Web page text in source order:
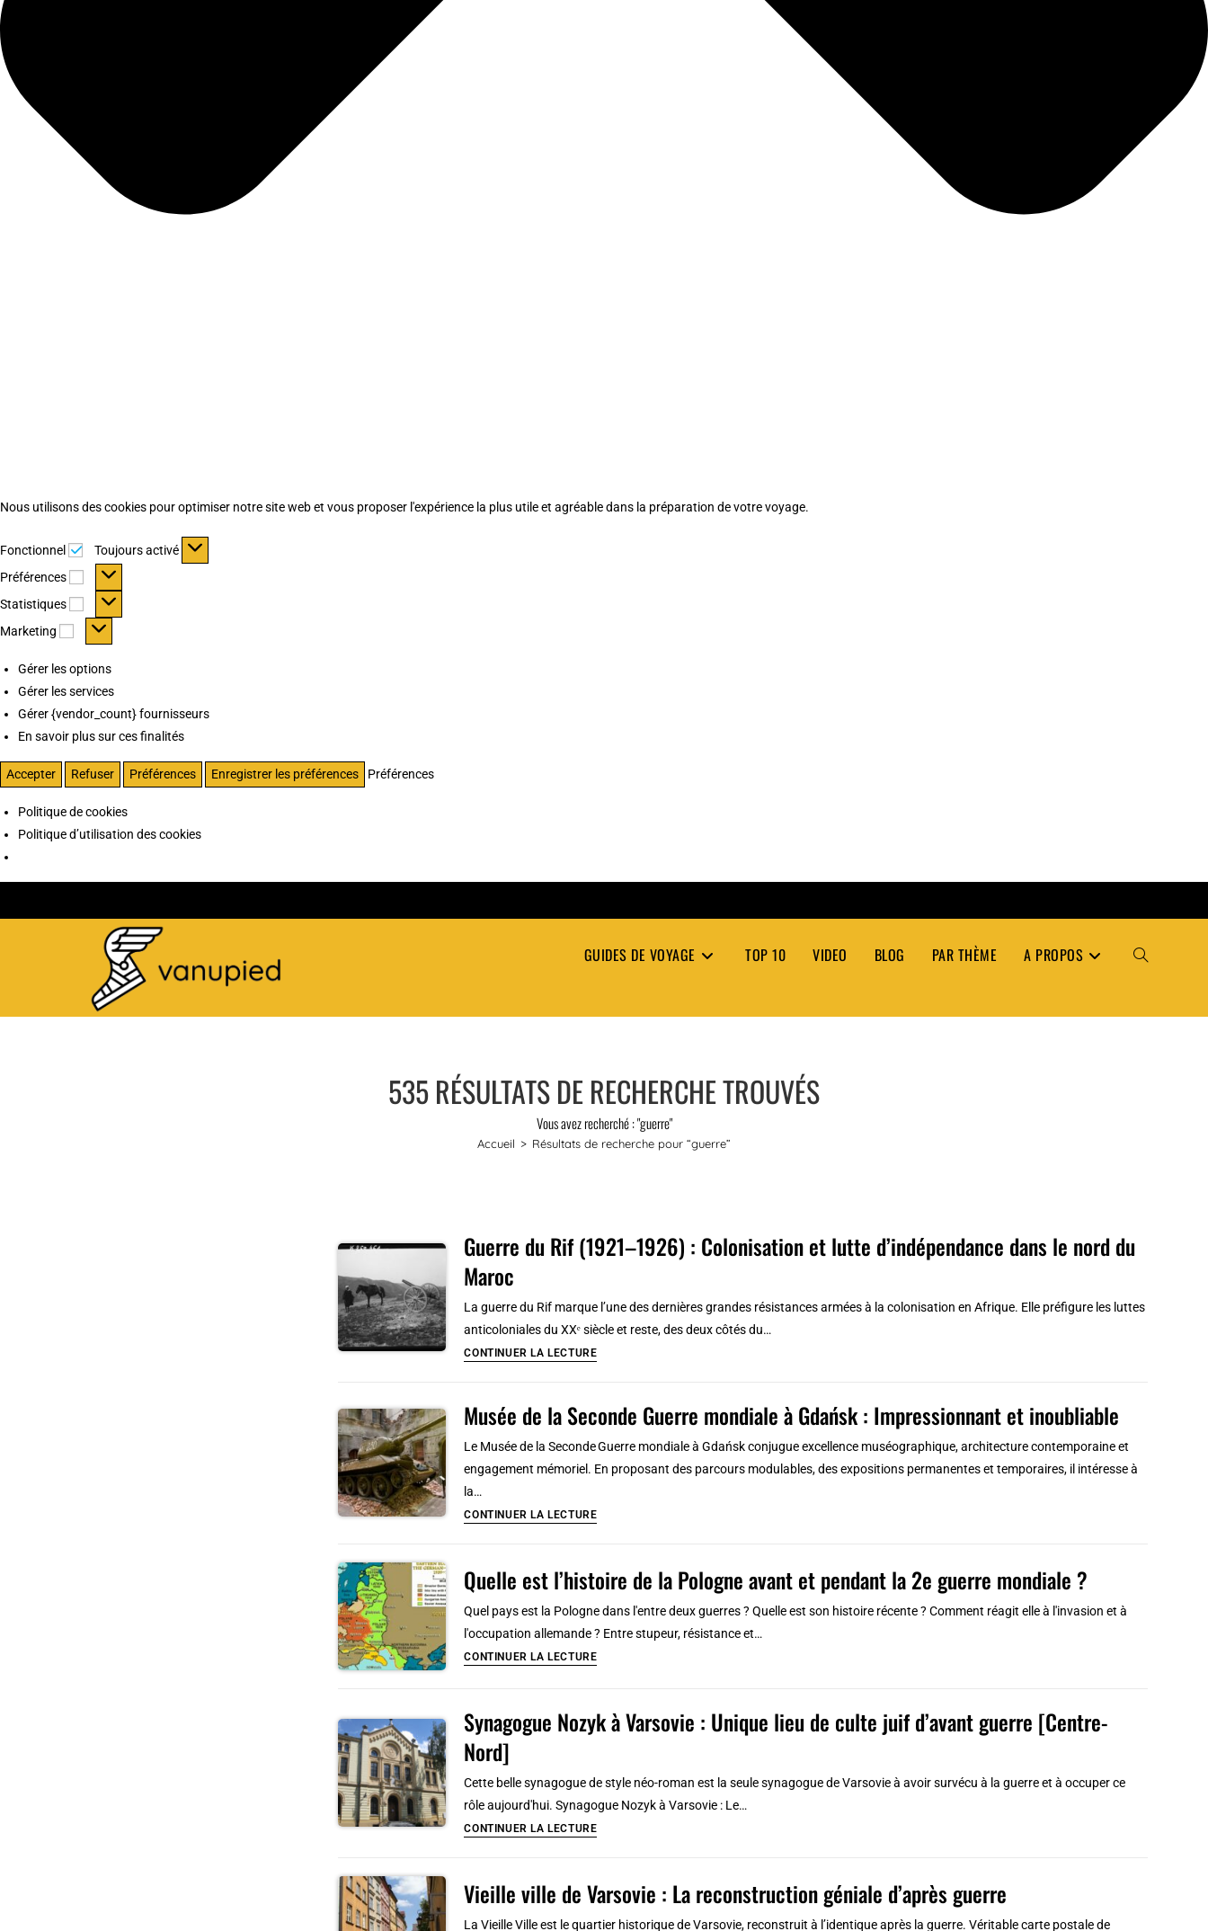
Nous utilisons des cookies pour optimiser notre site web et vous proposer l'expérience la plus utile et agréable dans la préparation de votre voyage.
Fonctionnel Fonctionnel
Toujours activé
Préférences
Préférences
Statistiques Statistiques
Marketing Marketing
Gérer les options
Gérer les services
Gérer {vendor_count} fournisseurs
En savoir plus sur ces finalités
Accepter Refuser Préférences Enregistrer les préférences Préférences
Politique de cookies
Politique d’utilisation des cookies
GUIDES DE VOYAGE TOP 10 VIDEO BLOG PAR THÈME A PROPOS TOGGLE
535RÉSULTATS DE RECHERCHE TROUVÉS
Vous avez recherché : "guerre"
Accueil > Résultats de recherche pour “guerre”
Guerre du Rif (1921–1926) : Colonisation et lutte d’indépendance dans le nord du
Maroc
La guerre du Rif marque l’une des dernières grandes résistances armées à la colonisation en Afrique. Elle préfigure les luttes
anticoloniales du XXᵉ siècle et reste, des deux côtés du…
CONTINUER LA LECTUREGuerre
(1921–
1926)
:
et
dans
Maroc
Musée de la Seconde Guerre mondiale à Gdańsk : Impressionnant et inoubliable
Le Musée de la Seconde Guerre mondiale à Gdańsk conjugue excellence muséographique, architecture contemporaine et
engagement mémoriel. En proposant des parcours modulables, des expositions permanentes et temporaires, il intéresse à
la…
CONTINUER LA LECTUREMusée
Seconde
Guerre
Gdańsk
Impressionnant
Quelle est l’histoire de la Pologne avant et pendant la 2e guerre mondiale ?
Quel pays est la Pologne dans l'entre deux guerres ? Quelle est son histoire récente ? Comment réagit elle à l'invasion et à
l'occupation allemande ? Entre stupeur, résistance et…
CONTINUER LA LECTUREQuelle
de
avant
et
pendant
guerre
mondiale
Synagogue Nozyk à Varsovie : Unique lieu de culte juif d’avant guerre [Centre-
Nord]
Cette belle synagogue de style néo-roman est la seule synagogue de Varsovie à avoir survécu à la guerre et à occuper ce
rôle aujourd'hui. Synagogue Nozyk à Varsovie : Le…
CONTINUER LA LECTURESynagogue
Varsovie
Vieille ville de Varsovie : La reconstruction géniale d’après guerre
La Vieille Ville est le quartier historique de Varsovie, reconstruit à l’identique après la guerre. Véritable carte postale de